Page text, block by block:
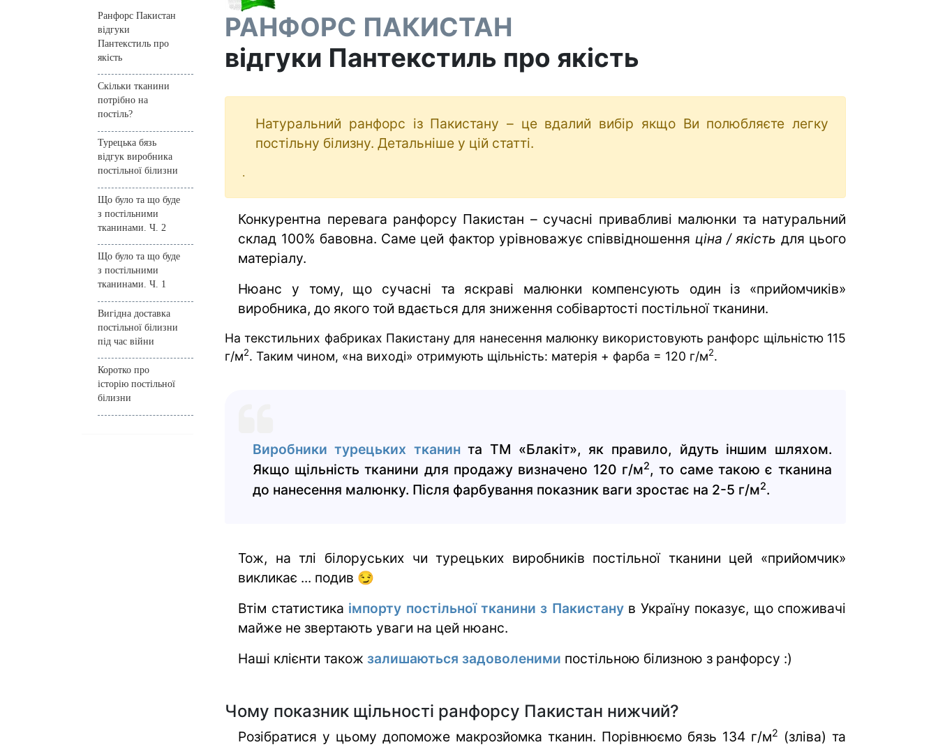
Ранфорс Пакистан
відгуки
Пантекстиль про
якість
Скільки тканини
потрібно на
постіль?
Турецька бязь
відгук виробника
постільної білизни
Що було та що буде
з постільними
тканинами. Ч. 2
Що було та що буде
з постільними
тканинами. Ч. 1
Вигідна доставка
постільної білизни
під час війни
Коротко про
історію постільної
білизни
РАНФОРС ПАКИСТАН
відгуки Пантекстиль про якість
Натуральний ранфорс із Пакистану – це вдалий вибір якщо Ви полюбляєте легку
постільну білизну. Детальніше у цій статті.
.
Конкурентна перевага ранфорсу Пакистан – сучасні привабливі малюнки та натуральний
склад 100% бавовна. Саме цей фактор урівноважує співвідношення ціна / якість для цього
матеріалу.
Нюанс у тому, що сучасні та яскраві малюнки компенсують один із «прийомчиків»
виробника, до якого той вдається для зниження собівартості постільної тканини.
На текстильних фабриках Пакистану для нанесення малюнку використовують ранфорс щільністю 115
г/м2. Таким чином, «на виході» отримують щільність: матерія + фарба = 120 г/м2.
Виробники турецьких тканинта ТМ «Блакіт», як правило, йдуть іншим шляхом.
Якщо щільність тканини для продажу визначено 120 г/м2, то саме такою є тканина
до нанесення малюнку. Після фарбування показник ваги зростає на 2-5 г/м2.
Тож, на тлі білоруських чи турецьких виробників постільної тканини цей «прийомчик»
викликає ... подив 😏
Втім статистика імпорту постільної тканини з Пакистанув Україну показує, що споживачі
майже не звертають уваги на цей нюанс.
Наші клієнти такожзалишаються задоволеними постільною білизною з ранфорсу :)
Чому показник щільності ранфорсу Пакистан нижчий?
Розібратися у цьому допоможе макрозйомка тканин. Порівнюємо бязь 134 г/м2
(зліва) та